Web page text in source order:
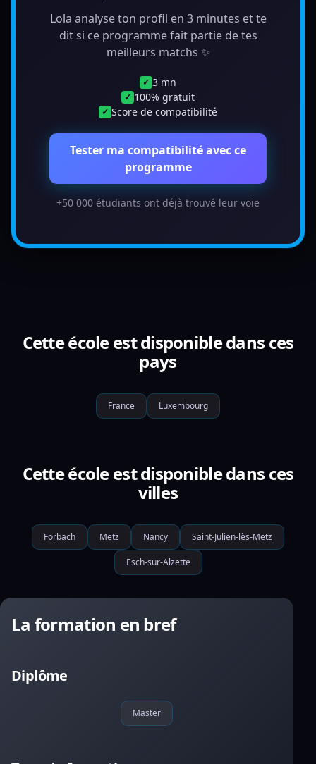
Lola analyse ton profil en 3 minutes et te
dit si ce programme fait partie de tes
meilleurs matchs ✨
✓ 3 mn
✓ 100% gratuit
✓ Score de compatibilité
Tester ma compatibilité avec ce
programme
+50 000 étudiants ont déjà trouvé leur voie
Cette école est disponible dans ces
pays
France Luxembourg
Cette école est disponible dans ces
villes
Forbach Metz Nancy Saint-Julien-lès-Metz
Esch-sur-Alzette
La formation en bref
Diplôme
Master